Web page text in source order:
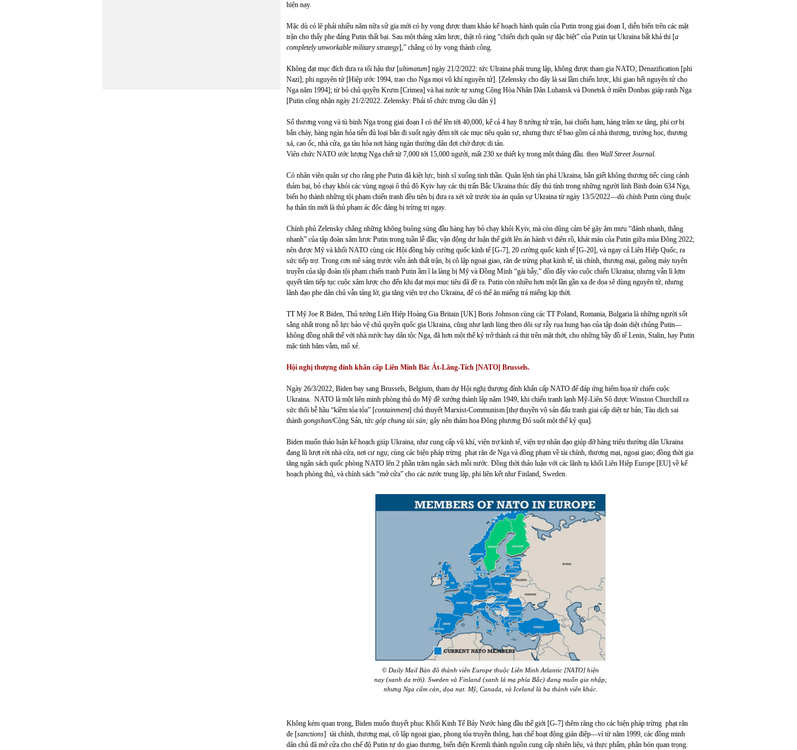
hiện nay.
Mặc dù có lẽ phải nhiều năm nữa sử gia mới có hy vọng được tham khảo kế hoạch hành quân của Putin trong giai đoạn I, diễn biến trên các mặt
trận cho thấy phe đảng Putin thất bại. Sau một tháng xâm lược, thật rõ ràng “chiến dịch quân sự đặc biệt” của Putin tại Ukraina bất khả thi [a
completely unworkable military strategy],” chẳng có hy vọng thành công
Không đạt mục đích đưa ra tối hậu thư [ultimatum] ngày 21/2/2022: tức Ulraina phải trung lập, không được tham gia NATO; Denazification [phi
Nazi]; phi nguyên tử [Hiệp ước 1994, trao cho Nga mọi vũ khí nguyên tử]. [Zelensky cho đây là sai lầm chiến lược, khi giao hết nguyên tử cho
Nga năm 1994]; từ bỏ chủ quyền Krưm [Crimea] và hai nước tự xưng Cộng Hòa Nhân Dân Luhansk và Donetsk ở miền Donbas giáp ranh Nga
[Putin công nhận ngày 21/2/2022. Zelensky: Phải tổ chức trưng cầu dân ý]
Số thương vong và tù binh Nga trong giai đoạn I có thể lên tới 40,000, kể cả 4 hay 8 tướng tử trận, hai chiến hạm, hàng trăm xe tăng, phi cơ bị
bắn cháy, hàng ngàn hỏa tiễn đủ loại bắn đi suốt ngày đêm tới các mục tiêu quân sự, nhưng thực tế bao gồm cả nhà thương, trường học, thương
xá, cao ốc, nhà cửa, ga tàu hỏa nơi hàng ngàn thường dân đợi chờ được di tản.
Viên chức NATO ước lượng Nga chết từ 7,000 tới 15,000 ngưởi, mất 230 xe thiết kỵ trong một tháng đầu. theo Wall Street Journal.
Có nhân viên quân sự cho rằng phe Putin đã kiệt lực, binh sĩ xuống tinh thần. Quân lệnh tàn phá Ukraina, bắn giết không thương tiếc cùng cảnh
thảm bại, bỏ chạy khỏi các vùng ngoại ô thủ đô Kyiv hay các thị trấn Bắc Ukraina thúc đẩy thú tính trong những người lính Binh đoàn 634 Nga,
biến họ thành những tội phạm chiến tranh đều tiên bị đưa ra xét xử trước tòa án quân sự Ukraina từ ngày 13/5/2022—dù chính Putin cùng thuộc
hạ thân tín mới là thủ phạm ác độc đáng bị trừng trị ngay.
Chính phủ Zelensky chẳng những không buông súng đầu hàng hay bỏ chạy khỏi Kyiv, mà còn dũng cảm bẻ gãy âm mưu “đánh nhanh, thắng
nhanh” của tập đoàn xâm lược Putin trong tuần lễ đầu; vận động dư luận thế giới lên án hành vi điên rồ, khát máu của Putin giữa mùa Đông 2022;
nên được Mỹ và khối NATO cùng các Hội đồng bảy cường quốc kinh tế [G-7], 20 cường quốc kinh tế [G-20], và ngay cả Liên Hiệp Quốc, ra
sức tiếp trợ. Trong cơn mê sảng trước viễn ảnh thất trận, bị cô lập ngoại giao, răn đe trừng phạt kinh tế, tài chính, thương mại, guồng máy tuyên
truyền của tập đoàn tội phạm chiến tranh Putin ầm ĩ la làng bị Mỹ và Đồng Minh “gài bẫy,” dồn đẩy vào cuộc chiến Ukraina; nhưng vẫn lì lợm
quyết tâm tiếp tục cuộc xâm lược cho đến khi đạt mọi mục tiêu đã đề ra. Putin còn nhiều hơn một lần gần xa đe dọa sẽ dùng nguyên tử, nhưng
lãnh đạo phe dân chủ vẫn tảng lờ, gia tăng viện trợ cho Ukraina, để có thể ăn miếng trả miếng kịp thời.
TT Mỹ Joe R Biden, Thủ tướng Liên Hiệp Hoàng Gia Britain [UK] Boris Johnson cùng các TT Poland, Romania, Bulgaria là những người sốt
sắng nhất trong nỗ lực bảo vệ chủ quyền quốc gia Ukraina, cũng như lạnh lùng theo dõi sự rẫy rụa hung bạo của tập đoàn diệt chủng Putin—
không đồng nhất thể với nhà nước hay dân tộc Nga, đã hơn một thế kỷ trở thành cá thịt trên mặt thớt, cho những bầy đồ tể Lenin, Stalin, hay Putin
mặc tình băm vằm, mổ xẻ.
Hội nghi thượng đỉnh khẩn cấp Liên Minh Bắc Át-Lăng-Tích [NATO] Brussels.
Ngày 26/3/2022, Biden bay sang Brussels, Belgium, tham dự Hội nghị thượng đỉnh khẩn cấp NATO để đáp ứng hiểm họa từ chiến cuộc
Ukraina. NATO là một liên minh phòng thủ do Mỹ đề xướng thành lập năm 1949, khi chiến tranh lạnh Mỹ-Liên Sô được Winston Churchill ra
sức thổi bễ hầu “kiềm tỏa tỏa” [containment] chủ thuyết Marxist-Communism [thợ thuyền vô sản đấu tranh giai cấp diệt tư bản; Tàu dịch sai
thành gongshan/Cộng Sản, tức gop chung tai san; gây nên thảm họa Đông phương Đỏ suốt một thế kỷ qua].
Biden muốn thảo luận kế hoạch giúp Ukraina, như cung cấp vũ khí, viện trợ kinh tế, viện trợ nhân đạo giúp đỡ hàng triệu thường dân Ukraina
đang lũ lượt rời nhà cửa, nơi cư ngụ; cùng các biện pháp trừng phạt răn đe Nga và đồng phạm về tài chính, thương mại, ngoại giao; đồng thời gia
tăng ngân sách quốc phòng NATO lên 2 phần trăm ngân sách mỗi nước. Đồng thời thảo luận với các lãnh tụ khối Liên Hiệp Europe [EU] về kế
hoạch phòng thủ, và chính sách “mở cửa” cho các nước trung lập, phi liên kết như Finland, Sweden.
© Daily Mail Bản đồ thành viên Europe thuộc Liên Minh Atlantic [NATO] hiện
nay (xanh da trời). Sweden và Finland (xanh lá mạ phía Bắc)đang muốn gia nhập;
nhưng Nga cấm cản, dọa nạt. Mỹ, Canada, và Iceland là ba thành viên khác.
Không kém quan trọng, Biden muốn thuyết phục Khối Kinh Tế Bảy Nước hàng đầu thế giới [G-7] thêm răng cho các biện pháp trừng phạt răn
đe [sanctions] tài chính, thương mại, cô lập ngoại giao, phong tỏa truyền thông, hạn chế hoạt động gián điệp—vì từ năm 1999, các đồng minh
dân chủ đã mở cửa cho chế độ Putin tự do giao thương, biến điện Kremli thành nguồn cung cấp nhiên liệu, và thực phẩm, phân bón quan trọng.